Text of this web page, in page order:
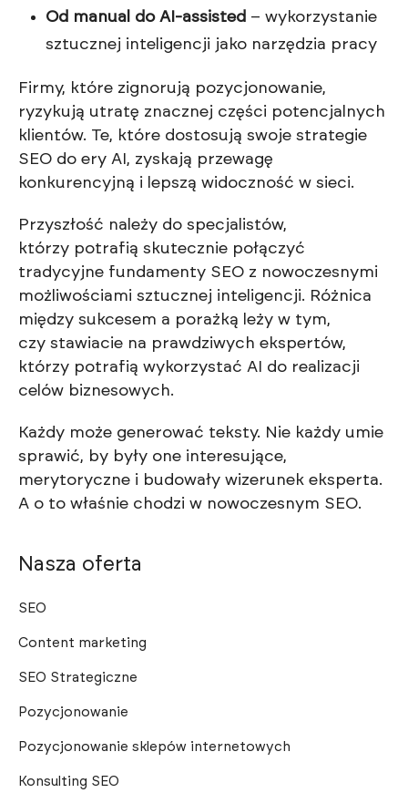
Od manual do AI-assisted – wykorzystanie
sztucznej inteligencji jako narzędzia pracy
Firmy, które zignorują pozycjonowanie,
ryzykują utratę znacznej części potencjalnych
klientów. Te, które dostosują swoje strategie
SEO do ery AI, zyskają przewagę
konkurencyjną i lepszą widoczność w sieci.
Przyszłość należy do specjalistów,
którzy potrafią skutecznie połączyć
tradycyjne fundamenty SEO z nowoczesnymi
możliwościami sztucznej inteligencji. Różnica
między sukcesem a porażką leży w tym,
czy stawiacie na prawdziwych ekspertów,
którzy potrafią wykorzystać AI do realizacji
celów biznesowych.
Każdy może generować teksty. Nie każdy umie
sprawić, by były one interesujące,
merytoryczne i budowały wizerunek eksperta.
A o to właśnie chodzi w nowoczesnym SEO.
Nasza oferta
SEO
Content marketing
SEO Strategiczne
Pozycjonowanie
Pozycjonowanie sklepów internetowych
Konsulting SEO